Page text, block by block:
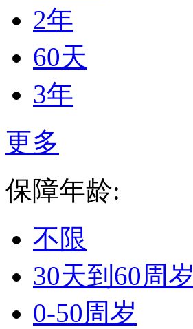
2年
60天
3年
更多
保障年龄:
不限
30天到60周岁
0-50周岁